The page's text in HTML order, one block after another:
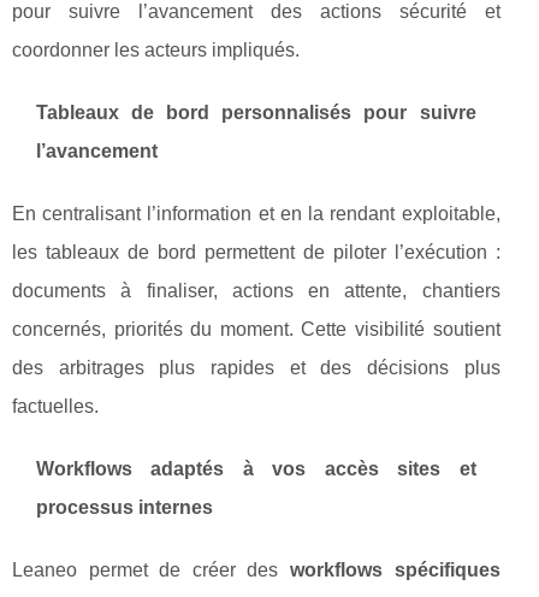
pour suivre l’avancement des actions sécurité et
coordonner les acteurs impliqués.
Tableaux de bord personnalisés pour suivre
l’avancement
En centralisant l’information et en la rendant exploitable,
les tableaux de bord permettent de piloter l’exécution :
documents à finaliser, actions en attente, chantiers
concernés, priorités du moment. Cette visibilité soutient
des arbitrages plus rapides et des décisions plus
factuelles.
Workflows adaptés à vos accès sites et
processus internes
Leaneo permet de créer des workflows spécifiques